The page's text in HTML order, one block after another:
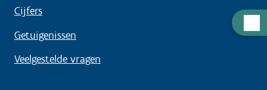
Cijfers
Getuigenissen
Veelgestelde vragen